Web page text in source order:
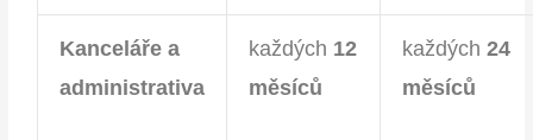
Kanceláře a
administrativa
každých 12
měsíců
každých24
měsíců